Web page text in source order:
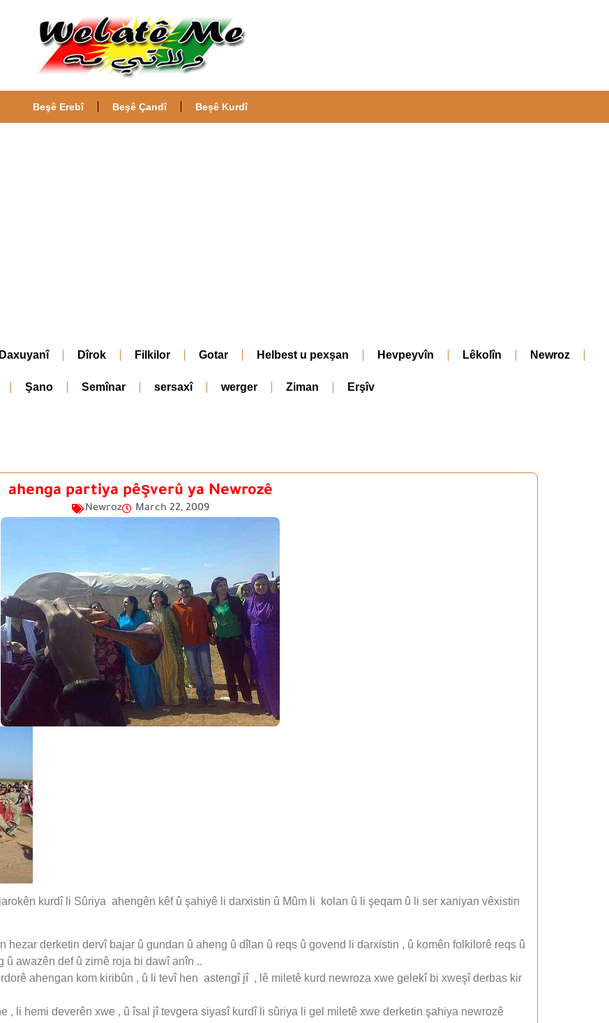
Beşê Erebî Beşê Çandî Beșê Kurdî
Daxuyanî Dîrok Filkilor Gotar Helbest u pexşan Hevpeyvîn Lêkolîn Newroz
Şano Semînar sersaxî werger Ziman Erşîv
ahenga partiya pêşverû ya Newrozê
Newroz March 22, 2009
kurdî li Sûriya ahengên kêf û şahiyê li darxistin û Mûm li kolan û li şeqam û li ser xaniyan vêxistin
hezar derketin dervî bajar û gundan û aheng û dîlan û reqs û govend li darxistin , û komên folkilorê reqs û
awazên def û zirnê roja bi dawî anîn ..
ahengan kom kiribûn , û li tevî hen astengî jî , lê miletê kurd newroza xwe gelekî bi xweşî derbas kir
, li hemi deverên xwe , û îsal jî tevgera siyasî kurdî li sûriya li gel miletê xwe derketin şahiya newrozê